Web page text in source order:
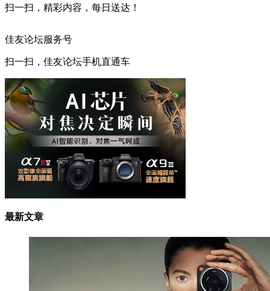
扫一扫，精彩内容，每日送达！
佳友论坛服务号
扫一扫，佳友论坛手机直通车
最新文章